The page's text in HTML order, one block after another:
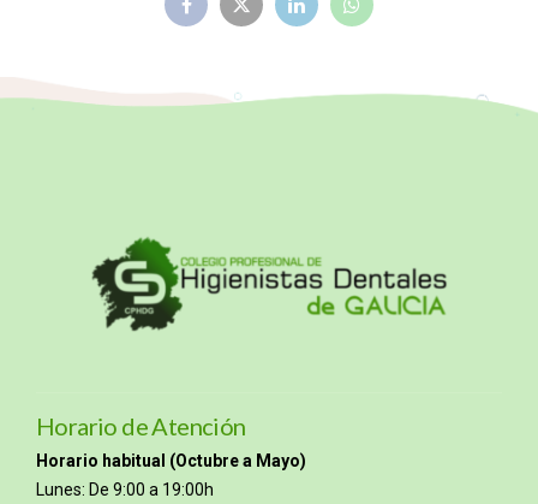
Horario de Atención
Horario habitual (Octubre a Mayo)
Lunes: De 9:00 a 19:00h